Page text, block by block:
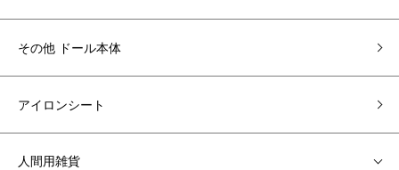
その他 ドール本体
アイロンシート
人間用雑貨